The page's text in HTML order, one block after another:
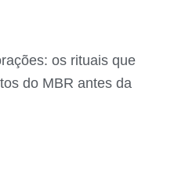
os rituais que
do MBR antes da